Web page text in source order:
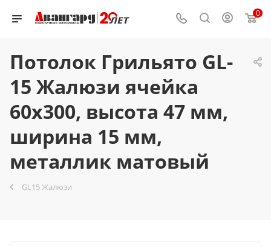
0
Потолок Грильято GL-
15 Жалюзи ячейка
60x300, высота 47 мм,
ширина 15 мм,
металлик матовый
GL15 Жалюзи